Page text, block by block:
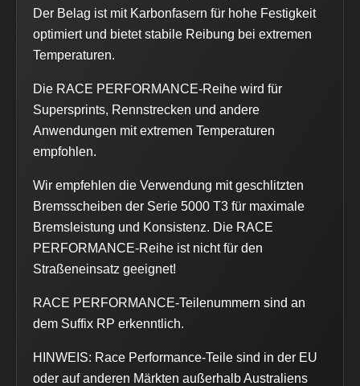
Der Belag ist mit Karbonfasern für hohe Festigkeit
optimiert und bietet stabile Reibung bei extremen
Temperaturen.
Die RACE PERFORMANCE-Reihe wird für
Supersprints, Rennstrecken und andere
Anwendungen mit extremen Temperaturen
empfohlen.
Wir empfehlen die Verwendung mit geschlitzten
Bremsscheiben der Serie 5000 T3 für maximale
Bremsleistung und Konsistenz. Die RACE
PERFORMANCE-Reihe ist nicht für den
Straßeneinsatz geeignet!
RACE PERFORMANCE-Teilenummern sind an
dem Suffix RP erkenntlich.
HINWEIS: Race Performance-Teile sind in der EU
oder auf anderen Märkten außerhalb Australiens